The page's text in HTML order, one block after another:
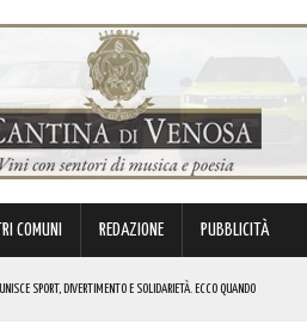
COMUNI REDAZIONE PUBBLICITÀ
SPORT, DIVERTIMENTO E SOLIDARIETÀ. ECCO QUANDO